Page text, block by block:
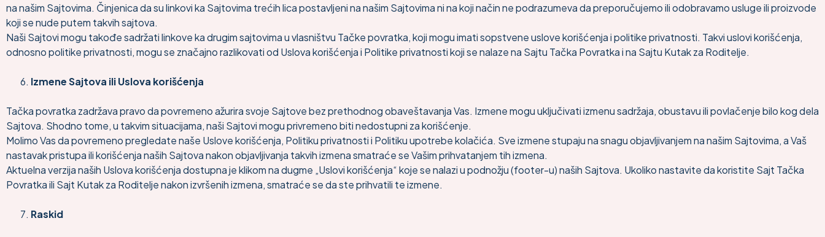
na našim Sajtovima. Činjenica da su linkovi ka Sajtovima trećih lica postavljeni na našim Sajtovima ni na koji način ne podrazumeva da preporučujemo ili odobravamo usluge ili proizvode
koji se nude putem takvih sajtova.
Naši Sajtovi mogu takođe sadržati linkove ka drugim sajtovima u vlasništvu Tačke povratka, koji mogu imati sopstvene uslove korišćenja i politike privatnosti. Takvi uslovi korišćenja,
odnosno politike privatnosti, mogu se značajno razlikovati od Uslova korišćenja i Politike privatnosti koji se nalaze na Sajtu Tačka Povratka i na Sajtu Kutak za Roditelje.
Izmene Sajtova ili Uslova korišćenja
Tačka povratka zadržava pravo da povremeno ažurira svoje Sajtove bez prethodnog obaveštavanja Vas. Izmene mogu uključivati izmenu sadržaja, obustavu ili povlačenje bilo kog dela
Sajtova. Shodno tome, u takvim situacijama, naši Sajtovi mogu privremeno biti nedostupni za korišćenje.
Molimo Vas da povremeno pregledate naše Uslove korišćenja, Politiku privatnosti i Politiku upotrebe kolačića. Sve izmene stupaju na snagu objavljivanjem na našim Sajtovima, a Vaš
nastavak pristupa ili korišćenja naših Sajtova nakon objavljivanja takvih izmena smatraće se Vašim prihvatanjem tih izmena.
Aktuelna verzija naših Uslova korišćenja dostupna je klikom na dugme „Uslovi korišćenja“ koje se nalazi u podnožju (footer-u) naših Sajtova. Ukoliko nastavite da koristite Sajt Tačka
Povratka ili Sajt Kutak za Roditelje nakon izvršenih izmena, smatraće se da ste prihvatili te izmene.
Raskid